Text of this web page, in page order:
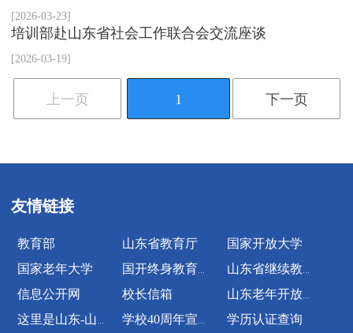
[2026-03-23]
培训部赴山东省社会工作联合会交流座谈
[2026-03-19]
上一页 1 下一页
友情链接